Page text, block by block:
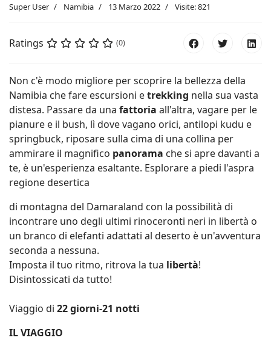
Super User Namibia 13 Marzo 2022 Visite: 821
Ratings (0)
Non c'è modo migliore per scoprire la bellezza della
Namibia che fare escursioni etrekking nella sua vasta
distesa. Passare da una fattoria all'altra, vagare per le
pianure e il bush, lì dove vagano orici, antilopi kudu e
springbuck, riposare sulla cima di una collina per
ammirare il magnifico panorama che si apre davanti a
te, è un'esperienza esaltante. Esplorare a piedi l'aspra
regione desertica
di montagna del Damaraland con la possibilità di
incontrare uno degli ultimi rinoceronti neri in libertà o
un branco di elefanti adattati al deserto è un'avventura
seconda a nessuna.
Imposta il tuo ritmo, ritrova la tua libertà!
Disintossicati da tutto!
Viaggio di 22 giorni-21 notti
IL VIAGGIO